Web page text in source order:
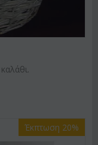
Έκπτωση 20%